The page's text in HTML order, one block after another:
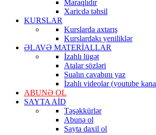
Maraqlıdır
Xaricdə təhsil
KURSLAR
Kurslarda axtarış
Kurslardakı yeniliklər
ƏLAVƏ MATERİALLAR
İzahlı lügət
Atalar sözləri
Sualın cavabını yaz
İzahlı videolar (youtube
ABUNƏ OL
SAYTA AİD
Təşəkkürlər
Abunə ol
Sayta daxil ol